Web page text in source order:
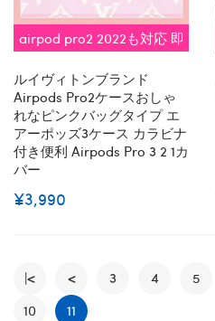
airpod pro2 2022も対応 即
ルイヴィトンブランド
Airpods Pro2ケースおしゃ
れなピンクバッグタイプ エ
アーポッズ3ケース カラビナ
付き便利 Airpods Pro 3 2 1カ
バー
¥3,990
|< < 3 4 5
10
11